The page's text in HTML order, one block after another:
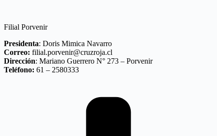
Filial Porvenir
Presidenta: Doris Mimica Navarro
Correo: filial.porvenir@cruzroja.cl
Dirección: Mariano Guerrero N° 273 – Porvenir
Teléfono: 61 – 2580333